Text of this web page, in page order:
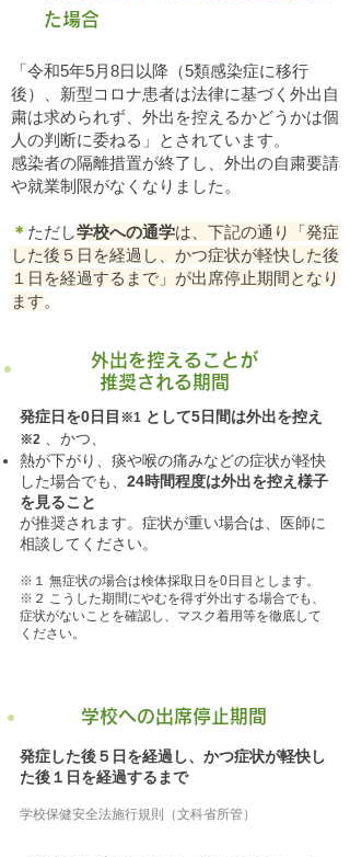
た場合
「令和5年5月8日以降（5類感染症に移行
後）、新型コロナ患者は法律に基づく外出自
粛は求められず、外出を控えるかどうかは個
人の判断に委ねる」とされています。
​感染者の隔離措置が終了し、外出の自粛要請
や就業制限がなくなりました。
＊ ただし学校への通学は、下記の通り「発症
した後５日を経過し、かつ症状が軽快した後
１日を経過するまで」が出席停止期間となり
ます。
外出を控えることが
推奨される期間
発症日を0日目 ※1 として5日間は外出を控え
※2
、かつ、
熱が下がり、痰や喉の痛みなどの症状が軽快
した場合でも、 24時間程度は外出を控え様子
を見ること
が推奨されます。症状が重い場合は、医師に
相談してください。
※１ 無症状の場合は検体採取日を0日目とします。
※２ こうした期間にやむを得ず外出する場合でも、
症状がないことを確認し、マスク着用等を徹底して
ください。
学校への出席停止期間
発症した後５日を経過し、かつ症状が軽快し
た後１日を経過するまで
学校保健安全法施行規則（文科省所管）